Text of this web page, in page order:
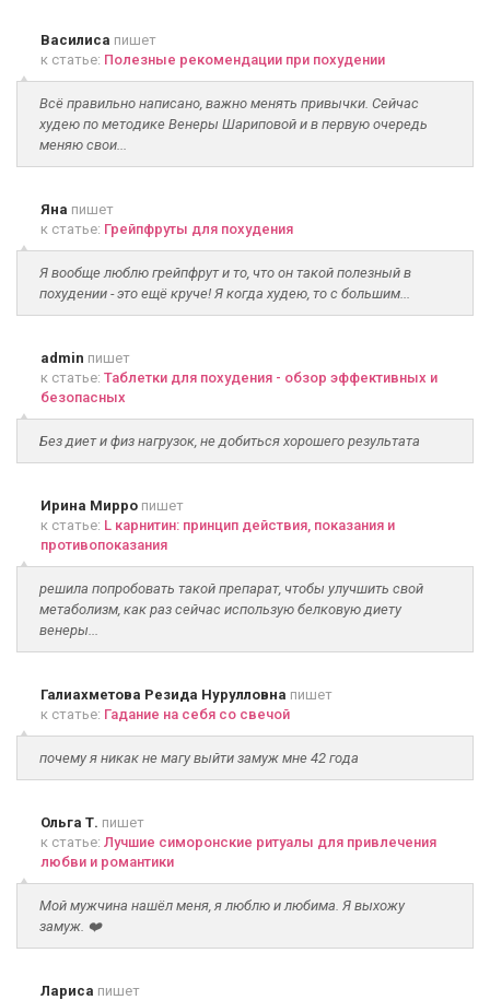
Василиса пишет
к статье: Полезные рекомендации при похудении
Всё правильно написано, важно менять привычки. Сейчас
худею по методике Венеры Шариповой и в первую очередь
меняю свои...
Яна пишет
к статье: Грейпфруты для похудения
Я вообще люблю грейпфрут и то, что он такой полезный в
похудении - это ещё круче! Я когда худею, то с большим...
admin пишет
к статье: Таблетки для похудения - обзор эффективных и
безопасных
Без диет и физ нагрузок, не добиться хорошего результата
Ирина Мирро пишет
к статье: L карнитин: принцип действия, показания и
противопоказания
решила попробовать такой препарат, чтобы улучшить свой
метаболизм, как раз сейчас использую белковую диету
венеры...
Галиахметова Резида Нурулловна пишет
к статье: Гадание на себя со свечой
почему я никак не магу выйти замуж мне 42 года
Ольга Т. пишет
к статье: Лучшие симоронские ритуалы для привлечения
любви и романтики
Мой мужчина нашёл меня, я люблю и любима. Я выхожу
замуж. ❤️
Лариса пишет